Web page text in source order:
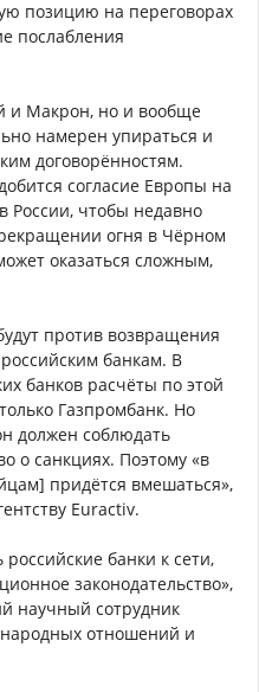
позицию на переговорах
послабления
и Макрон, но и вообще
намерен упираться и
договорённостям.
согласие Европы на
России, чтобы недавно
огня в Чёрном
оказаться сложным,
против возвращения
банкам. В
банков расчёты по этой
Газпромбанк. Но
должен соблюдать
о санкциях. Поэтому «в
придётся вмешаться»,
Euractiv.
банки к сети,
законодательство»,
научный сотрудник
отношений и